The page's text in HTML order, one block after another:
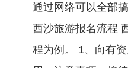
通过网络可以全部
西沙旅游报名流程
程为例。 1、向有